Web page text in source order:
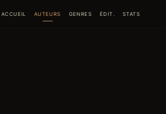
ACCUEIL AUTEURS GENRES ÉDIT. STATS